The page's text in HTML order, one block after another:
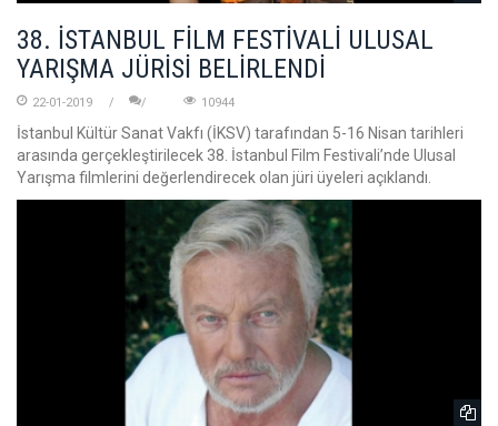
38. İSTANBUL FİLM FESTİVALİ ULUSAL
YARIŞMA JÜRİSİ BELİRLENDİ
22-01-2019 10944
İstanbul Kültür Sanat Vakfı (İKSV) tarafından 5-16 Nisan tarihleri
arasında gerçekleştirilecek 38. İstanbul Film Festivali’nde Ulusal
Yarışma filmlerini değerlendirecek olan jüri üyeleri açıklandı.